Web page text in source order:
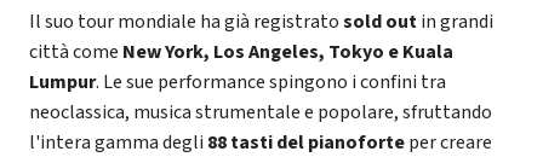
Il suo tour mondiale ha già registratosold outin grandi
città come New York, Los Angeles, Tokyo e Kuala
Lumpur. Le sue performance spingono i confini tra
neoclassica, musica strumentale e popolare, sfruttando
l'intera gamma degli 88 tasti del pianoforteper creare